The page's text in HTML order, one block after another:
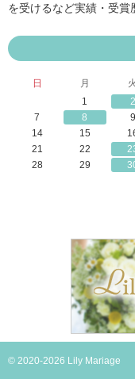
を受けるなど実績・受賞
日 月 火
1
2
7
8 9
14
15
21
22
28
29
© 2020-2026 Lily Mariage